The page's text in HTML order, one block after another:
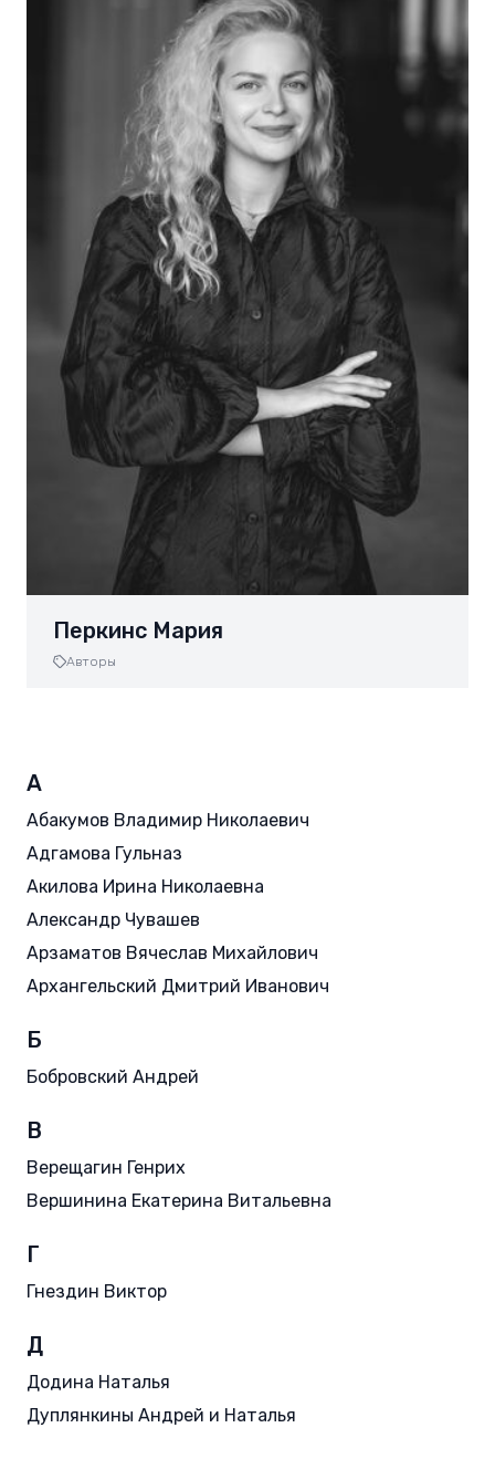
Перкинс Мария
Авторы
А
Абакумов Владимир Николаевич
Адгамова Гульназ
Акилова Ирина Николаевна
Александр Чувашев
Арзаматов Вячеслав Михайлович
Архангельский Дмитрий Иванович
Б
Бобровский Андрей
В
Верещагин Генрих
Вершинина Екатерина Витальевна
Г
Гнездин Виктор
Д
Додина Наталья
Дуплянкины Андрей и Наталья